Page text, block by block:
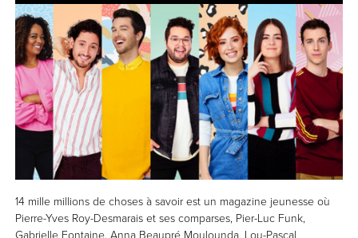
14 mille millions de choses à savoir est un magazine jeunesse où
Pierre-Yves Roy-Desmarais et ses comparses, Pier-Luc Funk,
Gabrielle Fontaine, Anna Beaupré Moulounda, Lou-Pascal